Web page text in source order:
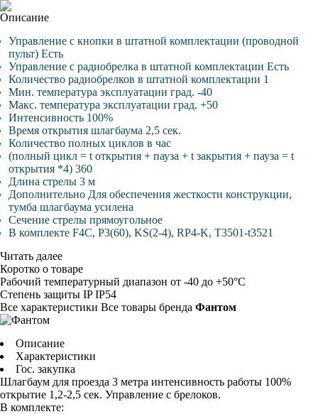
Описание
Управление с кнопки в штатной комплектации (проводной
пульт) Есть
Управление с радиобрелка в штатной комплектации Есть
Количество радиобрелков в штатной комплектации 1
Мин. температура эксплуатации град. -40
Макс. температура эксплуатации град. +50
Интенсивность 100%
Время открытия шлагбаума 2,5 сек.
Количество полных циклов в час
(полный цикл = t открытия + пауза + t закрытия + пауза = t
открытия *4) 360
Длина стрелы 3 м
Дополнительно Для обеспечения жесткости конструкции,
тумба шлагбаума усилена
Сечение стрелы прямоугольное
В комплекте F4C, P3(60), KS(2-4), RP4-K, T3501-t3521
Читать далее
Коротко о товаре
Рабочий температурный диапазон от -40 до +50°C
Степень защиты IP IP54
Все характеристики Все товары бренда Фантом
Описание
Характеристики
Гос. закупка
Шлагбаум для проезда 3 метра интенсивность работы 100%
открытие 1,2-2,5 сек. Управление с брелоков.
В комплекте: